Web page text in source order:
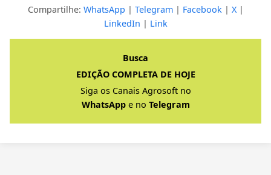
Clique para ver a resposta completa
Compartilhe: WhatsApp | Telegram| Facebook | X|
LinkedIn | Link
Busca
EDIÇÃO COMPLETA DE HOJE
Siga os Canais Agrosoft no
WhatsAppe no Telegram